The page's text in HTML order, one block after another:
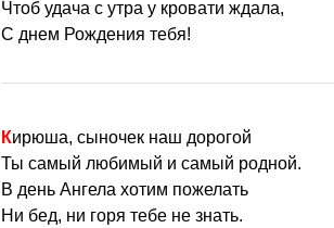
Чтоб удача с утра у кровати ждала,
С днем Рождения тебя!
Кирюша, сыночек наш дорогой
Ты самый любимый и самый родной.
В день Ангела хотим пожелать
Ни бед, ни горя тебе не знать.